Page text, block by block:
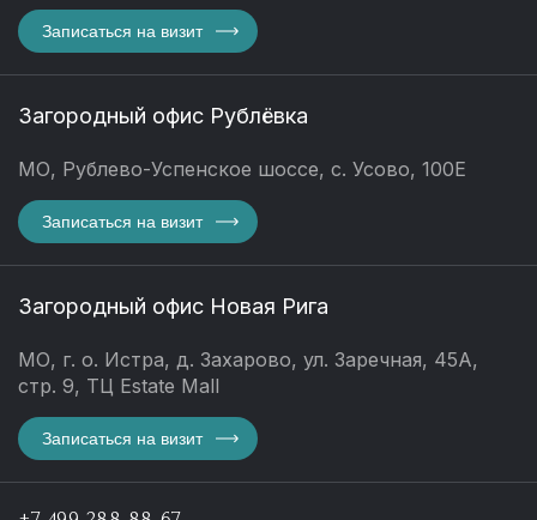
Записаться на визит
Загородный офис Рублёвка
МО, Рублево-Успенское шоссе, с. Усово, 100Е
Записаться на визит
Загородный офис Новая Рига
МО, г. о. Истра, д. Захарово, ул. Заречная, 45А,
стр. 9, ТЦ Estate Mall
Записаться на визит